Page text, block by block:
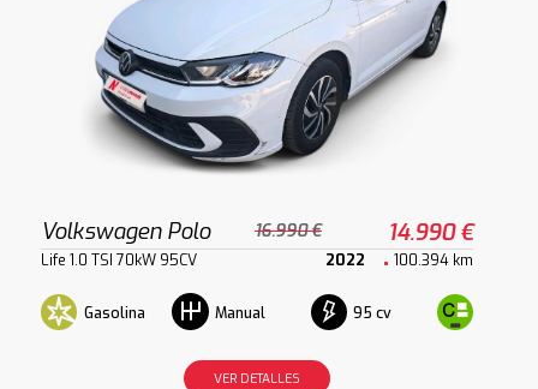
Volkswagen Polo 16.990 € 14.990 €
Life 1.0 TSI 70kW 95CV 2022 100.394 km
Gasolina Manual 95 cv
VER DETALLES